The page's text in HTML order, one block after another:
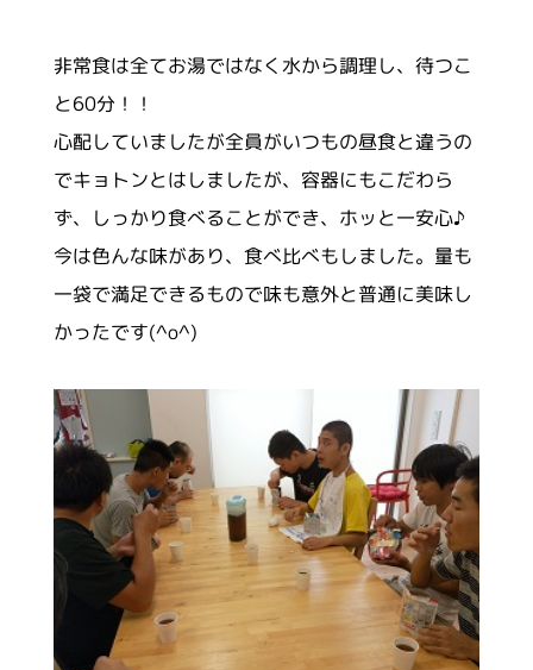
非常食は全てお湯ではなく水から調理し、待つこ
と60分！！
心配していましたが全員がいつもの昼食と違うの
でキョトンとはしましたが、容器にもこだわら
ず、しっかり食べることができ、ホッと一安心♪
今は色んな味があり、食べ比べもしました。量も
一袋で満足できるもので味も意外と普通に美味し
かったです(^o^)